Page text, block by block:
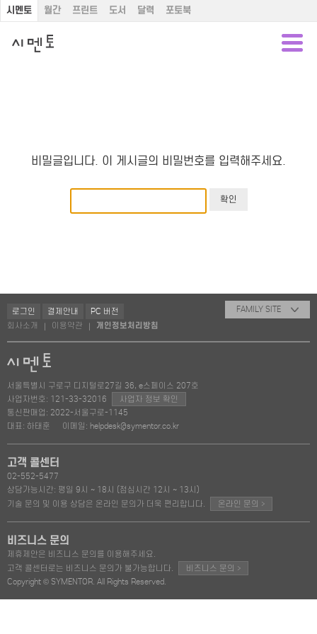
시멘토 월간 프린트 도서 달력 포토북
비밀글입니다. 이 게시글의 비밀번호를 입력해주세요.
로그인 결제안내
PC 버전
회사소개
이용약관 개인정보처리방침
FAMILY SITE
서울특별시 구로구 디지털로27길 36, e스페이스 207호
사업자번호: 121-33-32016
사업자 정보 확인
통신판매업: 2022-서울구로-1145
대표: 하태훈
이메일: helpdesk@symentor.co.kr
고객 콜센터
02-552-5477
상담가능시간: 평일 9시 ~ 18시 (점심시간 12시 ~ 13시)
기술 문의 및 이용 상담은 온라인 문의가 더욱 편리합니다.
온라인 문의 >
비즈니스 문의
제휴제안은 비즈니스 문의를 이용해주세요.
고객 콜센터로는 비즈니스 문의가 불가능합니다.
비즈니스 문의 >
Copyright © SYMENTOR. All Rights Reserved.